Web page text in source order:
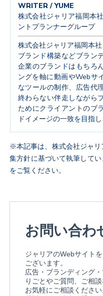
WRITER / YUME
株式会社ジャリア福岡
ントプランナーグループ
株式会社ジャリア福岡本
ブランド構築などブラン
企業のブランドはもちろ
ングを軸に動画やWebサ
なツールの制作、広告代
終わらない伴走しながら
ためにクライアントのブ
ドイメージの一致を目指
※本記事は、株式会社ジャ
集方針に基づいて執筆して
をご覧ください。